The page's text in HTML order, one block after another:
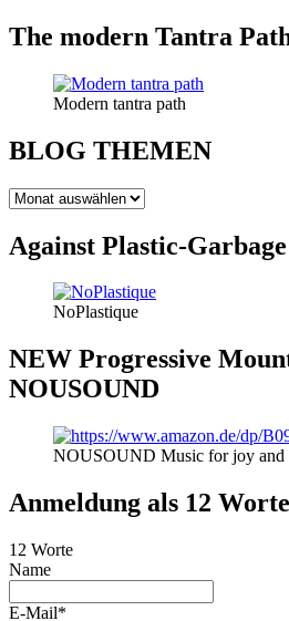
The modern Tantra
Modern tantra path
BLOG THEMEN
BLOG
Against Plastic-Garbage
NoPlastique
NEW Progressive
NOUSOUND
NOUSOUND Music for joy and
Anmeldung als 12
12 Worte
Name
E-Mail*